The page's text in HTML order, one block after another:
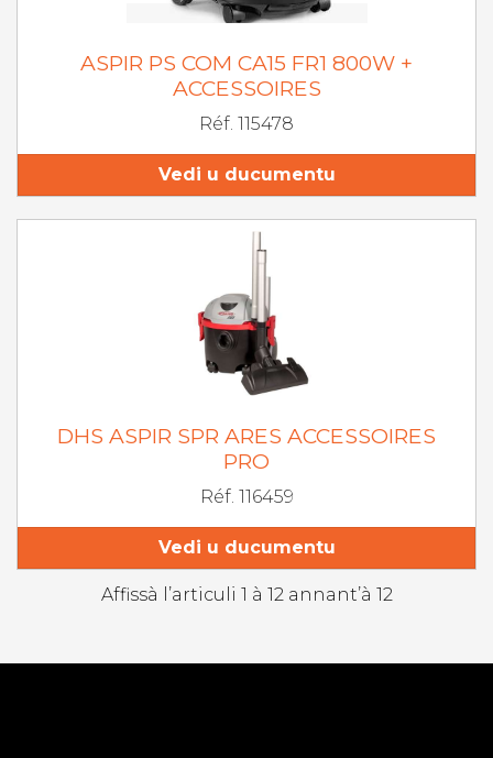
ASPIR PS COM CA15 FR1 800W +
ACCESSOIRES
Réf. 115478
Vedi u ducumentu
DHS ASPIR SPR ARES ACCESSOIRES
PRO
Réf. 116459
Vedi u ducumentu
Affissà l’articuli 1 à 12 annant’à 12